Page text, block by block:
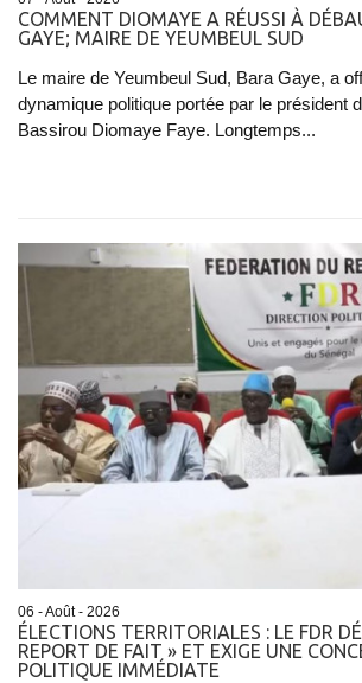
COMMENT DIOMAYE A RÉUSSI À
GAYE; MAIRE DE YEUMBEUL SUD
Le maire de Yeumbeul Sud, Bara Gaye, a
dynamique politique portée par le président
Bassirou Diomaye Faye. Longtemps...
06 - Août - 2026
ÉLECTIONS TERRITORIALES : LE FDR
REPORT DE FAIT » ET EXIGE UNE
POLITIQUE IMMÉDIATE